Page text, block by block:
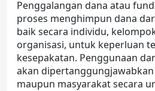
Penggalangan dana atau
proses menghimpun dana
baik secara individu,
organisasi, untuk keperluan
kesepakatan. Penggunaan
akan
maupun masyarakat secara